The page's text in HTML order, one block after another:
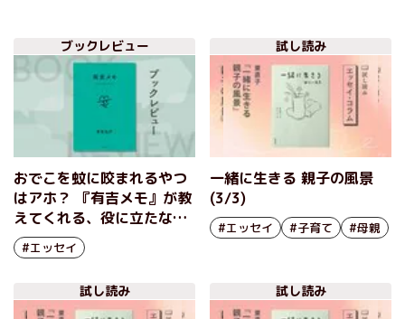
ブックレビュー
おでこを蚊に咬まれるやつ
はアホ？ 『有吉メモ』が教
えてくれる、役に立たない
メモの「凄まじい包容力」
とは 『有吉メモ』有吉弘
#エッセイ
試し読み
一緒に生きる 親子の風景
(3/3)
#エッセイ #子育て #母親
試し読み 試し読み